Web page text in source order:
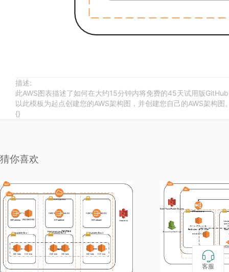
描述:
此AWS图表描述了如何在大约15分钟内将免费的45天试用版
以此模板为起点创建您的AWS架构图，并创建您自己的AWS架构图
{}
猜你喜欢

客服